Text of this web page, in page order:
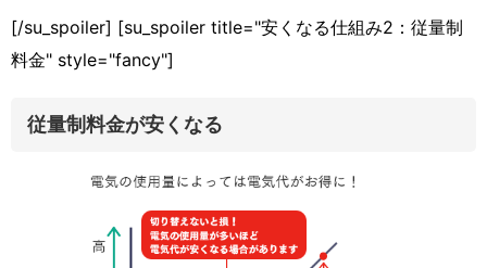
[/su_spoiler] [su_spoiler title="安くなる仕組み2：従量制
料金" style="fancy"]
従量制料金が安くなる